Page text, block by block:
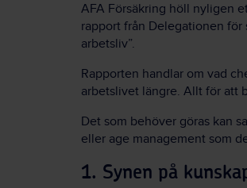
AFA Försäkring höll nyligen
rapport från Delegationen
arbetsliv”.
Rapporten handlar om vad
arbetslivet längre. Allt för att
Det som behöver göras kan
eller age management som
1. Synen på